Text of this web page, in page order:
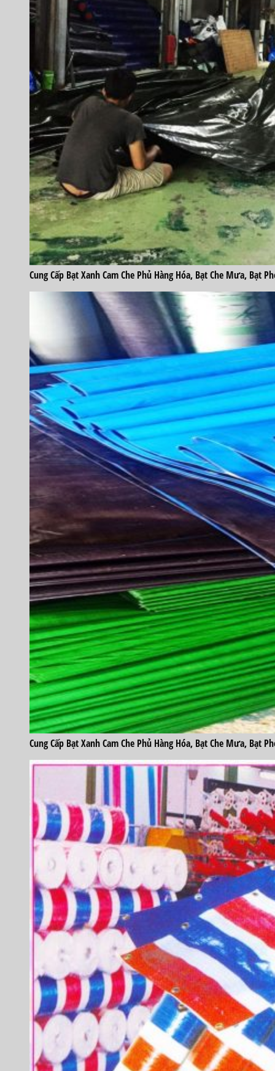
Cung Cấp Bạt Xanh Cam Che Phủ Hàng Hóa, Bạt Che Mưa, Bạt
Cung Cấp Bạt Xanh Cam Che Phủ Hàng Hóa, Bạt Che Mưa, Bạt